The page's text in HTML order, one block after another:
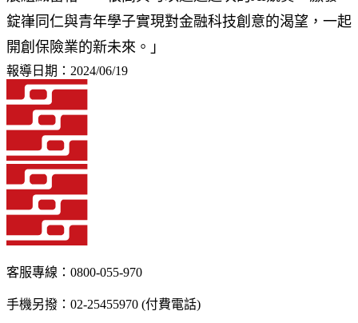
錠嵂同仁與青年學子實現對金融科技創意的渴望，一起
開創保險業的新未來。」
報導日期：2024/06/19
客服專線：0800-055-970
手機另撥：02-25455970 (付費電話)